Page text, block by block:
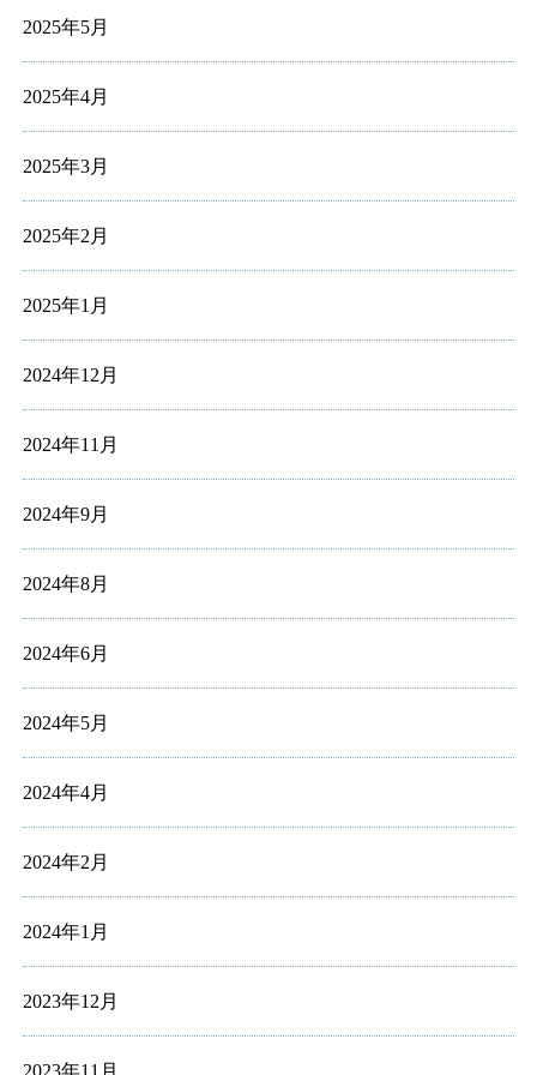
2025年5月
2025年4月
2025年3月
2025年2月
2025年1月
2024年12月
2024年11月
2024年9月
2024年8月
2024年6月
2024年5月
2024年4月
2024年2月
2024年1月
2023年12月
2023年11月